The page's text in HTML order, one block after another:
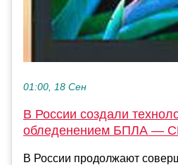
01:00, 18 Сен
В России создали
обледенением БПЛА —
В России продолжают